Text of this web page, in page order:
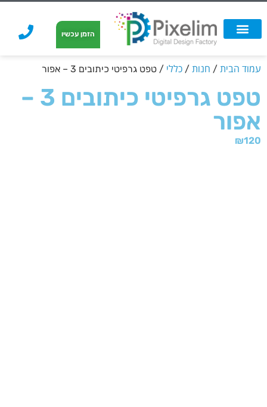
הזמן עכשיו
עמוד הבית / חנות / כללי / טפט גרפיטי כיתובים 3 – אפור
טפט גרפיטי כיתובים 3 –
אפור
₪120